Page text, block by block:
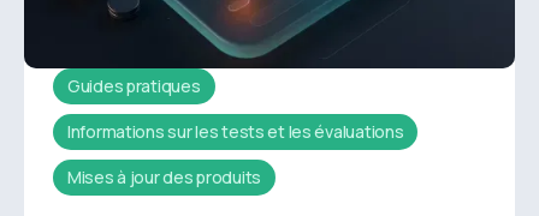
Guides pratiques
Informations sur les tests et les évaluations
Mises à jour des produits